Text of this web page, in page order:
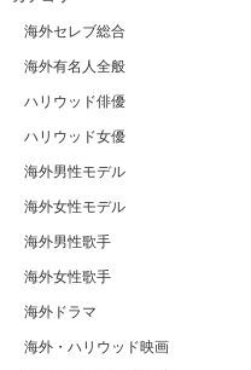
海外セレブ総合
海外有名人全般
ハリウッド俳優
ハリウッド女優
海外男性モデル
海外女性モデル
海外男性歌手
海外女性歌手
海外ドラマ
海外・ハリウッド映画